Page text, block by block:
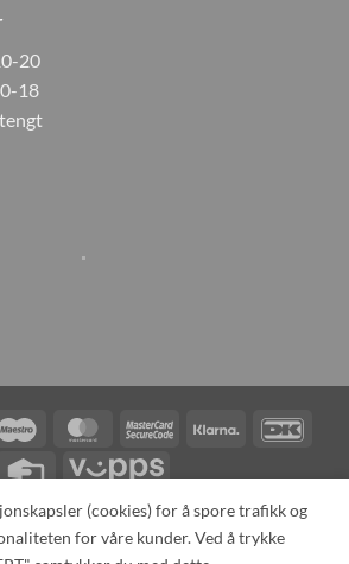
20
18
Maestro MasterCardMasterCardKlarna
Credit
Vipps
KONTAKT OSS
OM OSS
(cookies) for å spore trafikk og
for våre kunder. Ved å trykke